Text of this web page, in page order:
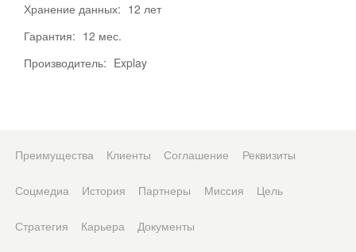
Хранение данных: 12 лет
Гарантия: 12 мес.
Производитель: Explay
Преимущества Клиенты Соглашение Реквизиты
Соцмедиа История Партнеры Миссия Цель
Стратегия Карьера Документы